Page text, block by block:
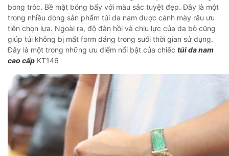
bong tróc. Bề mặt bóng bẩy với màu sắc tuyệt đẹp. Đây là một
trong nhiều dòng sản phẩm túi da nam được cánh mày râu ưu
tiên chọn lựa. Ngoài ra, độ đàn hồi và chịu lực của da bò cũng
giúp túi không bị mất form dáng trong suối thời gian sử dụng.
Đây là một trong những ưu điểm nổi bật của chiếc túi da nam
cao cấp KT146